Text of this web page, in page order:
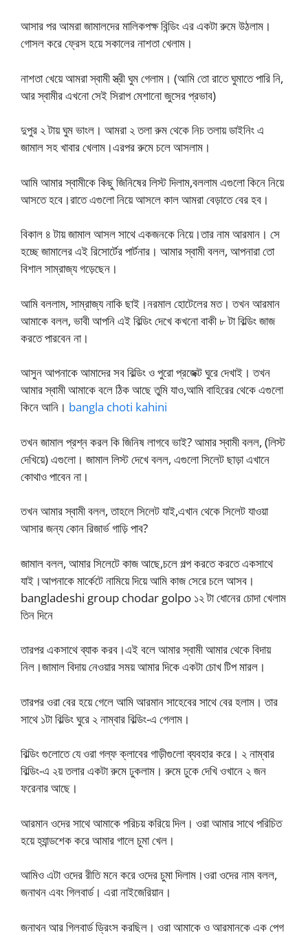
আসার পর আমরা জামালদের মালিকপক্ষ বিন্ডিং এর একটা রুমে উঠলাম।
গোসল করে ফ্রেস হয়ে সকালের নাশতা খেলাম।
নাশতা খেয়ে আমরা স্বামী স্ত্রী ঘুম গেলাম। (আমি তো রাতে ঘুমাতে পারি নি,
আর স্বামীর এখনো সেই সিরাপ মেশানো জুসের প্রভাব)
দুপুর ২ টায় ঘুম ভাংল। আমরা ২ তলা রুম থেকে নিচ তলায় ডাইনিং এ
জামাল সহ খাবার খেলাম।এরপর রুমে চলে আসলাম।
আমি আমার স্বামীকে কিছু জিনিষের লিস্ট দিলাম,বললাম এগুলো কিনে নিয়ে
আসতে হবে।রাতে এগুলো নিয়ে আসলে কাল আমরা বেড়াতে বের হব।
বিকাল ৪ টায় জামাল আসল সাথে একজনকে নিয়ে।তার নাম আরমান। সে
হচ্ছে জামালের এই রিসোর্টের পার্টনার। আমার স্বামী বলল, আপনারা তো
বিশাল সাম্রাজ্য গড়েছেন।
আমি বললাম, সাম্রাজ্য নাকি ছাই।নরমাল হোটেলের মত। তখন আরমান
আমাকে বলল, ভাবী আপনি এই বিল্ডিং দেখে কখনো বাকী ৮ টা বিল্ডিং জাজ
করতে পারবেন না।
আসুন আপনাকে আমাদের সব বিল্ডিং ও পুরো প্রজেক্ট ঘুরে দেখাই। তখন
আমার স্বামী আমাকে বলে ঠিক আছে তুমি যাও,আমি বাহিরের থেকে এগুলো
কিনে আনি। bangla choti kahini
তখন জামাল প্রশ্ন করল কি জিনিষ লাগবে ভাই? আমার স্বামী বলল, (লিস্ট
দেখিয়ে) এগুলো। জামাল লিস্ট দেখে বলল, এগুলো সিলেট ছাড়া এখানে
কোথাও পাবেন না।
তখন আমার স্বামী বলল, তাহলে সিলেট যাই,এখান থেকে সিলেট যাওয়া
আসার জন্য কোন রিজার্ভ গাড়ি পাব?
জামাল বলল, আমার সিলেটে কাজ আছে,চলে গল্প করতে করতে একসাথে
যাই।আপনাকে মার্কেটে নামিয়ে দিয়ে আমি কাজ সেরে চলে আসব।
bangladeshi group chodar golpo ১২ টা ধোনের চোদা খেলাম
তিন দিনে
তারপর একসাথে ব্যাক করব।এই বলে আমার স্বামী আমার থেকে বিদায়
নিল।জামাল বিদায় নেওয়ার সময় আমার দিকে একটা চোখ টিপ মারল।
তারপর ওরা বের হয়ে গেলে আমি আরমান সাহেবের সাথে বের হলাম। তার
সাথে ১টা বিল্ডিং ঘুরে ২ নাম্বার বিল্ডিং-এ গেলাম।
বিল্ডিং গুলোতে যে ওরা গল্ফ ক্লাবের গাড়ীগুলো ব্যবহার করে। ২ নাম্বার
বিল্ডিং-এ ২য় তলার একটা রুমে ঢুকলাম। রুমে ঢুকে দেখি ওখানে ২ জন
ফরেনার আছে।
আরমান ওদের সাথে আমাকে পরিচয় করিয়ে দিল। ওরা আমার সাথে পরিচিত
হয়ে হ্যান্ডশেক করে আমার গালে চুমা খেল।
আমিও এটা ওদের রীতি মনে করে ওদের চুমা দিলাম।ওরা ওদের নাম বলল,
জনাথন এবং গিলবার্ড। এরা নাইজেরিয়ান।
জনাথন আর গিলবার্ড ড্রিংস করছিল। ওরা আমাকে ও আরমানকে এক পেগ